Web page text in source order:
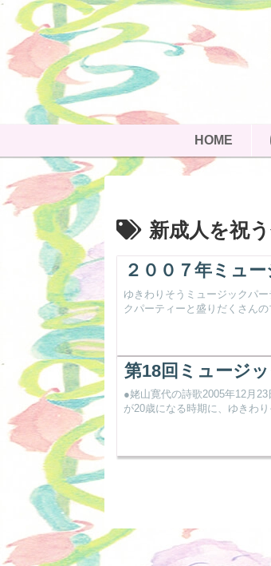
HOME
新成人を祝
２００７年ミュ
ゆきわりそうミュージックパ
クパーティーと盛りだくさんの
第18回ミュージ
●姥山寛代の詩歌2005年12月
が20歳になる時期に、ゆきわ